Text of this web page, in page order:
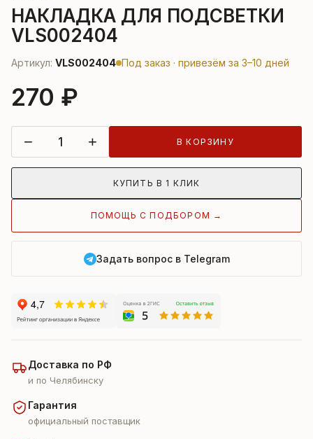
НАКЛАДКА ДЛЯ ПОДСВЕТКИ
VLS002404
Артикул: VLS002404 Под заказ · привезём за 3–10 дней
270 ₽
− + В КОРЗИНУ
КУПИТЬ В 1 КЛИК
ПОМОЩЬ С ПОДБОРОМ →
Задать вопрос в Telegram
Доставка по РФ
и по Челябинску
Гарантия
официальный поставщик